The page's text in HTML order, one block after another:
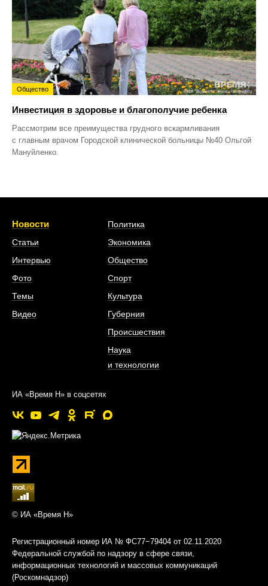
Общество
Инвестиция в здоровье и благополучие ребенка
Рассмотрим все преимущества грудного вскармливания
с главным врачом Городской клинической больницы №40 Ольгой
Мануйленко.
Новости
Статьи
Интервью
Фото
Темы
Видео
Политика
Экономика
Общество
Спорт
Культура
Губерния
Происшествия
Наука
и технологии
ИА «Время Н» в соцсетях
© ИА «Время Н»
Регистрационный номер ИА № ФС77−79404 от 02.11.2020
Федеральной службой по надзору в сфере связи,
информационных технологий и массовых коммуникаций
(Роскомнадзор)